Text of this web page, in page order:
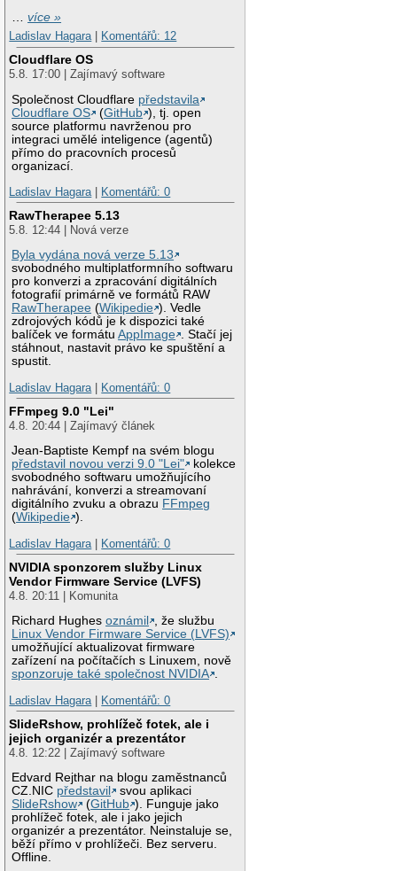
…více »
Ladislav Hagara| Komentářů: 12
Cloudflare OS
5.8. 17:00 | Zajímavý software
Společnost Cloudflare představila
Cloudflare OS
(GitHub ), tj. open
source platformu navrženou pro
integraci umělé inteligence (agentů)
přímo do pracovních procesů
organizací.
Ladislav Hagara| Komentářů: 0
RawTherapee 5.13
5.8. 12:44 | Nová verze
Byla vydána nová verze 5.13
svobodného multiplatformního softwaru
pro konverzi a zpracování digitálních
fotografií primárně ve formátů RAW
RawTherapee (Wikipedie ). Vedle
zdrojových kódů je k dispozici také
balíček ve formátuAppImage . Stačí jej
stáhnout, nastavit právo ke spuštění a
spustit.
Ladislav Hagara| Komentářů: 0
FFmpeg 9.0 "Lei"
4.8. 20:44 | Zajímavý článek
Jean-Baptiste Kempf na svém blogu
představil novou verzi 9.0 "Lei"
kolekce
svobodného softwaru umožňujícího
nahrávání, konverzi a streamovaní
digitálního zvuku a obrazu FFmpeg
(Wikipedie ).
Ladislav Hagara| Komentářů: 0
NVIDIA sponzorem služby Linux
Vendor Firmware Service (LVFS)
4.8. 20:11 | Komunita
Richard Hughesoznámil
, že službu
Linux Vendor Firmware Service (LVFS)
umožňující aktualizovat firmware
zařízení na počítačích s Linuxem, nově
sponzoruje také společnost NVIDIA .
Ladislav Hagara| Komentářů: 0
SlideRshow, prohlížeč fotek, ale i
jejich organizér a prezentátor
4.8. 12:22 | Zajímavý software
Edvard Rejthar na blogu zaměstnanců
CZ.NIC představil
svou aplikaci
SlideRshow
(GitHub ). Funguje jako
prohlížeč fotek, ale i jako jejich
organizér a prezentátor. Neinstaluje se,
běží přímo v prohlížeči. Bez serveru.
Offline.